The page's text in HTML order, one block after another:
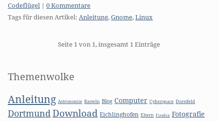
Kategorien:
Codeflügel | 0 Kommentare
Tags für diesen Artikel: Anleitung,Gnome,Linux
PaginationSeite 1 von 1, insgesamt 1 Einträge
Seitenleiste
Themenwolke
Anleitung Astronomie Basteln Blog Computer Cyberspace Dorstfeld
DortmundDownload Eichlinghofen Eltern Firefox Fotografie